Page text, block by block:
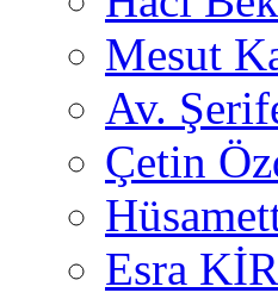
Mesut
Av.
Çetin
Esra